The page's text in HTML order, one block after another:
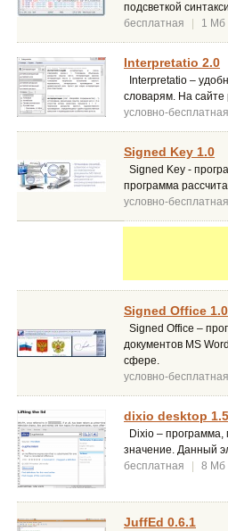
подсветкой
бесплатная
1 Мб
Interpretatio 2.0
Interpretatio –
словарям. На сайте
условно-бесплатная
Signed Key 1.0
Signed Key -
программа
условно-бесплатная
Signed Office 1.0
Signed Office –
документов MS
сфере.
условно-бесплатная
dixio desktop
Dixio – программа,
значение. Данный
бесплатная
8 Мб
JuffEd 0.6.1